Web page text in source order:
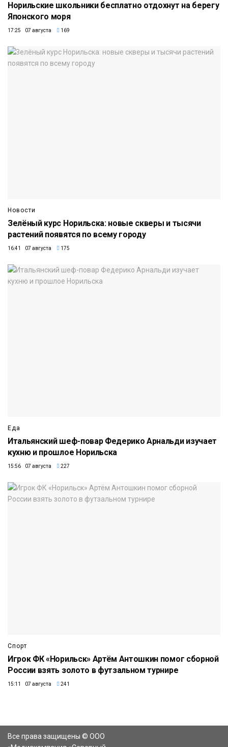
Норильские школьники бесплатно отдохнут на берегу
Японского моря
17:25 07 августа 169
Новости
Зелёный курс Норильска: новые скверы и тысячи
растений появятся по всему городу
16:41 07 августа 175
Еда
Итальянский шеф-повар Федерико Арнальди изучает
кухню и прошлое Норильска
15:56 07 августа 227
Спорт
Игрок ФК «Норильск» Артём Антошкин помог сборной
России взять золото в футзальном турнире
15:11 07 августа 241
Все права защищены © ООО